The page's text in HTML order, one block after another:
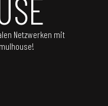
Netzwerken mit